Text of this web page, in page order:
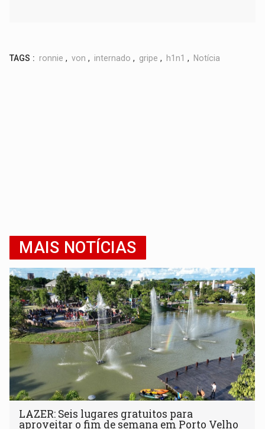
TAGS : ronnie , von , internado , gripe , h1n1 , Notícia
MAIS NOTÍCIAS
LAZER: Seis lugares gratuitos para
aproveitar o fim de semana em Porto Velho